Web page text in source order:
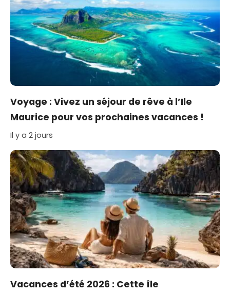
Voyage : Vivez un séjour de rêve à l’Ile
Maurice pour vos prochaines vacances !
Il y a 2 jours
Vacances d’été 2026 : Cette île